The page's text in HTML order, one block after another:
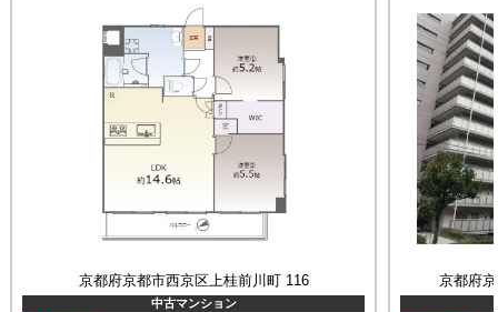
京都府京都市西京区上桂前川町 116
中古マンション
京都府